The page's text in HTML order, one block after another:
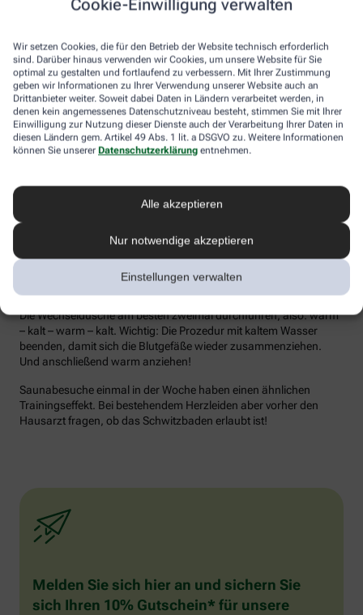
Cookie-Einwilligung verwalten
Wir setzen Cookies, die für den Betrieb der Website technisch erforderlich
sind. Darüber hinaus verwenden wir Cookies, um unsere Website für Sie
optimal zu gestalten und fortlaufend zu verbessern. Mit Ihrer Zustimmung
geben wir Informationen zu Ihrer Verwendung unserer Website auch an
Drittanbieter weiter. Soweit dabei Daten in Ländern verarbeitet werden, in
denen kein angemessenes Datenschutzniveau besteht, stimmen Sie mit Ihrer
Einwilligung zur Nutzung dieser Dienste auch der Verarbeitung Ihrer Daten in
diesen Ländern gem. Artikel 49 Abs. 1 lit. a DSGVO zu. Weitere Informationen
können Sie unserer Datenschutzerklärung entnehmen.
Alle akzeptieren
Nur notwendige akzeptieren
Einstellungen verwalten
die Lymphe in die Lymphknoten transportiert werden, wo sich die
Wer bei Schmuddelwetter nicht vor die Tür mag, kann sein
Immunsystem mit kalt-warmen Wechselduschen auf Trab
bringen und die Anfälligkeit für Erkältungsinfekte senken. Der
Kältereiz kurbelt die Durchblutung an und bringt den Kreislauf in
Schwung, je regelmäßiger wir ihm ausgesetzt sind, desto
unempfindlicher reagiert der Körper in der kalten Jahreszeit auf
die großen Temperaturunterschiede.
Dusche. Anschließend die Wassertemperatur auf kühl bis kalt
stellen und den Wasserstrahl vom rechten Fuß entlang bis zur
Hüfte führen und auf der Innenseite des Oberschenkels wieder
Dann sind die Arme dran: Auch hier geht’s wieder von unten nach
oben, beginnend am rechten Handrücken bis zur Schulter und
von der Achsel am Innenarm wieder bis zur Handfläche zurück.
Die Wechseldusche am besten zweimal durchführen, also: warm
– kalt – warm – kalt. Wichtig: Die Prozedur mit kaltem Wasser
beenden, damit sich die Blutgefäße wieder zusammenziehen.
Und anschließend warm anziehen!
Saunabesuche einmal in der Woche haben einen ähnlichen
Trainingseffekt. Bei bestehendem Herzleiden aber vorher den
Hausarzt fragen, ob das Schwitzbaden erlaubt ist!
Melden Sie sich hier an und sichern Sie
sich Ihren 10% Gutschein* für unsere